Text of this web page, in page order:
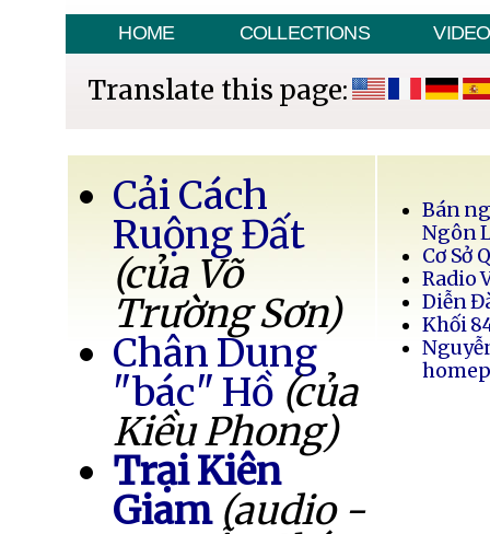
HOME COLLECTIONS VIDEO
Translate this page:
Cải Cách
Ruộng Đất
(của Võ
Trường Sơn)
Chân Dung
"bác" Hồ (của
Kiều Phong)
Trại Kiên
Giam (audio -
Bán
Ngôn
Cơ Sở
Radio
Diễn
Khối